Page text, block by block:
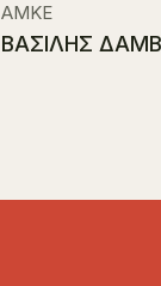
ΑΜΚΕ
ΒΑΣΙΛΗΣ